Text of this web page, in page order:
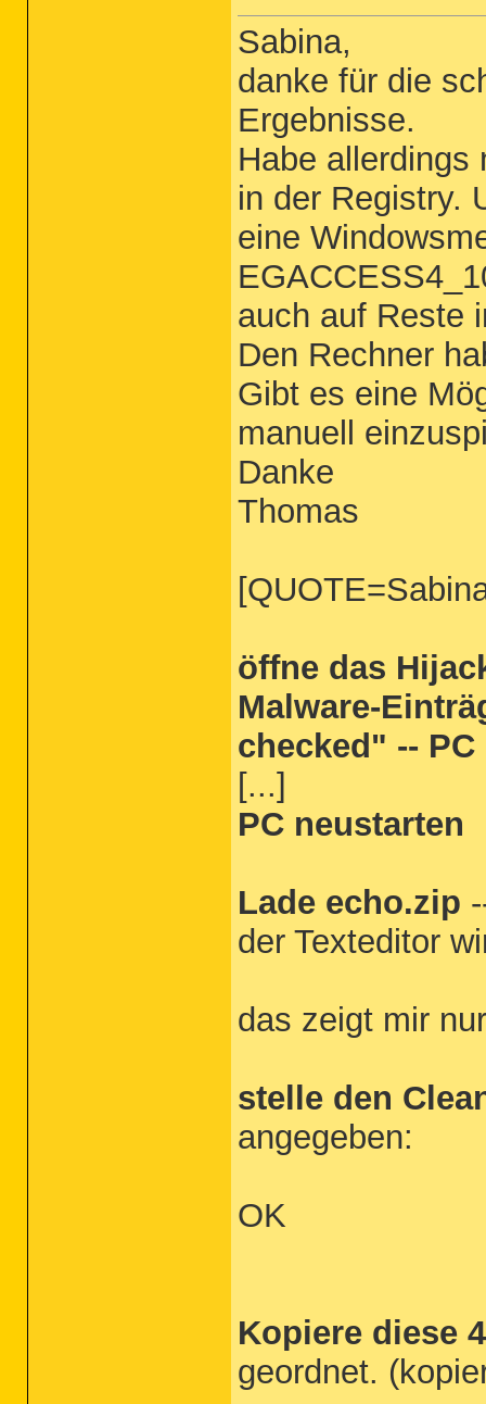
Sabina,
danke für die
Ergebnisse.
Habe allerdings
in der Registry.
eine
auch auf Reste
Den Rechner
Gibt es eine
manuell
Danke
Thomas
öffne das
Malware-
checked" --
[...]
PC neustarten
Lade echo.zip
der Texteditor
das zeigt mir
stelle den
angegeben:
OK
Kopiere diese
geordnet.